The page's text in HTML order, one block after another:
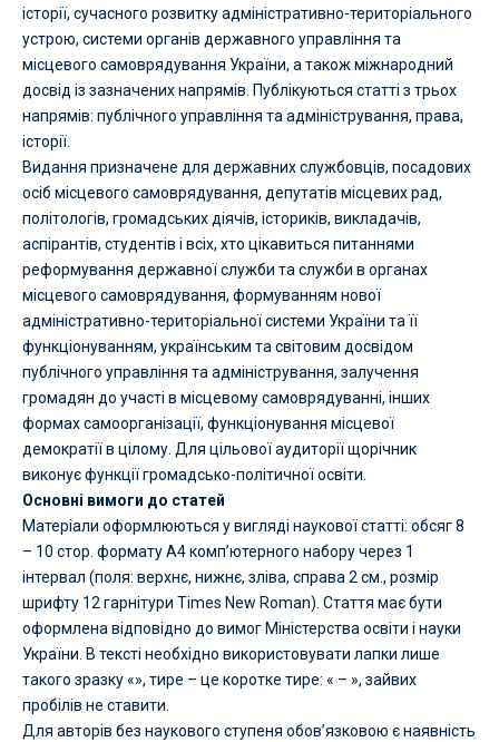
історії, сучасного розвитку адміністративно-територіального
устрою, системи органів державного управління та
місцевого самоврядування України, а також міжнародний
досвід із зазначених напрямів. Публікуються статті з трьох
напрямів: публічного управління та адміністрування, права,
історії.
Видання призначене для державних службовців, посадових
осіб місцевого самоврядування, депутатів місцевих рад,
політологів, громадських діячів, істориків, викладачів,
аспірантів, студентів і всіх, хто цікавиться питаннями
реформування державної служби та служби в органах
місцевого самоврядування, формуванням нової
адміністративно-територіальної системи України та її
функціонуванням, українським та світовим досвідом
публічного управління та адміністрування, залучення
громадян до участі в місцевому самоврядуванні, інших
формах самоорганізації, функціонування місцевої
демократії в цілому. Для цільової аудиторії щорічник
виконує функції громадсько-політичної освіти.
Основні вимоги до статей
Матеріали оформлюються у вигляді наукової статті: обсяг 8
– 10 стор. формату А4 комп’ютерного набору через 1
інтервал (поля: верхнє, нижнє, зліва, справа 2 см., розмір
шрифту 12 гарнітури Times New Roman). Стаття має бути
оформлена відповідно до вимог Міністерства освіти і науки
України. В тексті необхідно використовувати лапки лише
такого зразку «», тире – це коротке тире: « – », зайвих
пробілів не ставити.
Для авторів без наукового ступеня обов’язковою є наявність